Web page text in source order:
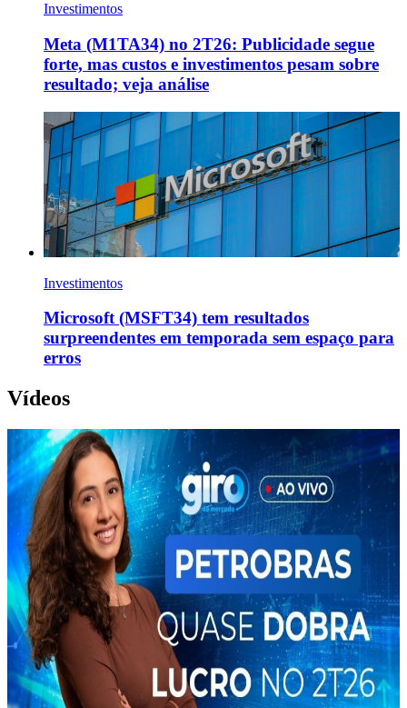
Investimentos
Meta (M1TA34) no 2T26: Publicidade segue
forte, mas custos e investimentos pesam sobre
resultado; veja análise
Investimentos
Microsoft (MSFT34) tem resultados
surpreendentes em temporada sem espaço para
erros
Vídeos